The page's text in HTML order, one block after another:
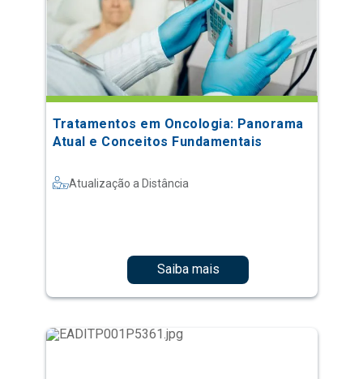
Tratamentos em Oncologia: Panorama
Atual e Conceitos Fundamentais
Atualização a Distância
Saiba mais